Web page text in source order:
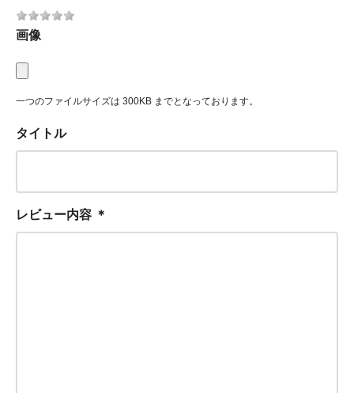
画像
一つのファイルサイズは 300KB までとなっております。
タイトル
レビュー内容 ＊